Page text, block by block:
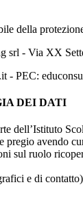
della
srl - Via XX
- PEC:
DEI DATI
dell’Istituto
avendo
sul ruolo
e di